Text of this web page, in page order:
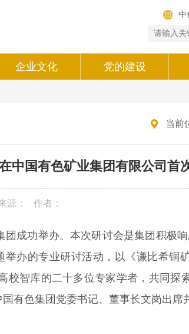
中
企业文化 党的建设
当前
中国有色矿业集团有限公司首
源： 作者：
成功举办。本次研讨会是集团积极
办的专业研讨活动，以《谦比希铜
智库的二十多位专家学者，共同探
有色集团党委书记、董事长文岗出席